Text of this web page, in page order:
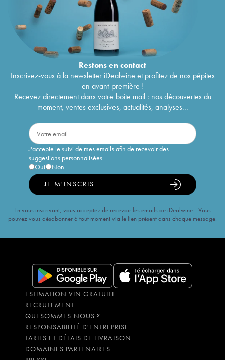
Restons encontact
Inscrivez-vous à la newsletter iDealwine et profitez de nos pépites
en avant-première !
Recevez directement dans votre boîte mail : nos découvertes du
moment, ventes exclusives, actualités, analyses...
J'accepte le suivi de mes emails afin de recevoir des
suggestions personnalisées
Oui
Non
JE M'INSCRIS
En vous inscrivant, vous acceptez de recevoir les emails de iDealwine. Vous
pouvez vous désabonner à tout moment via le lien présent dans chaque message.
ESTIMATION VIN GRATUITE
RECRUTEMENT
QUI SOMMES-NOUS ?
RESPONSABILITÉ D'ENTREPRISE
TARIFS ET DÉLAIS DE LIVRAISON
DOMAINES PARTENAIRES